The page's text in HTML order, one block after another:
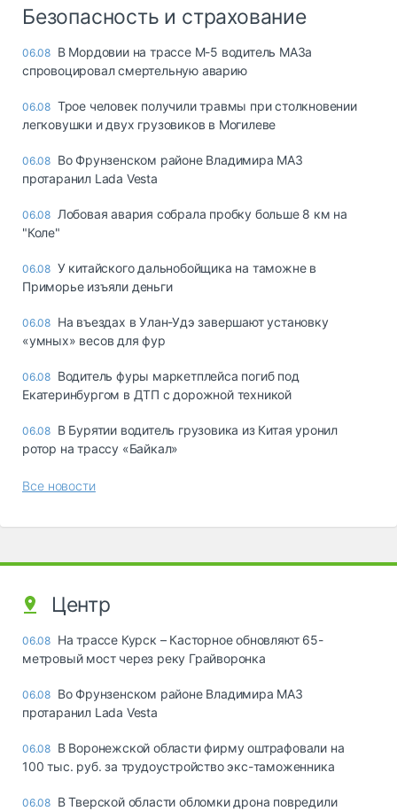
Безопасность и страхование
06.08 В Мордовии на трассе М-5 водитель МАЗа
спровоцировал смертельную аварию
06.08 Трое человек получили травмы при столкновении
легковушки и двух грузовиков в Могилеве
06.08 Во Фрунзенском районе Владимира МАЗ
протаранил Lada Vesta
06.08 Лобовая авария собрала пробку больше 8 км на
"Коле"
06.08 У китайского дальнобойщика на таможне в
Приморье изъяли деньги
06.08 Ha въeздax в Улaн-Удэ зaвepшaют ycтaнoвкy
«yмныx» вecoв для фyp
06.08 Водитель фуры маркетплейса погиб под
Екатеринбургом в ДТП с дорожной техникой
06.08 В Бурятии водитель грузовика из Китая уронил
ротор на трассу «Байкал»
Все новости
Центр
06.08 На трассе Курск – Касторное обновляют 65-
метровый мост через реку Грайворонка
06.08 Во Фрунзенском районе Владимира МАЗ
протаранил Lada Vesta
06.08 В Воронежской области фирму оштрафовали на
100 тыс. руб. за трудоустройство экс-таможенника
06.08 В Тверской области обломки дрона повредили